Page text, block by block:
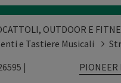
OUTDOOR E
e Tastiere Musicali
|
PIONEER